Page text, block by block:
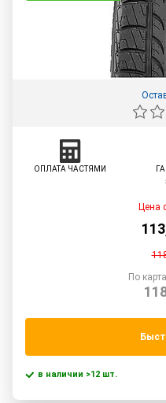
ОПЛАТА ЧАСТЯМИ
Цена
113
По
в наличии >12 шт.